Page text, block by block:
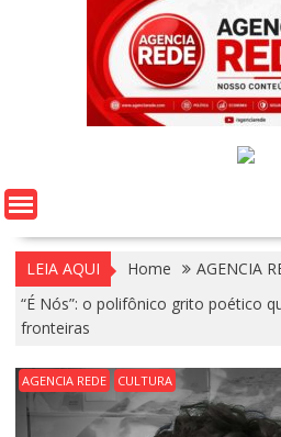
LEIA AQUI Home
AGENCIA
“É Nós”: o polifônico grito poético
fronteiras
AGENCIA REDE CULTURA